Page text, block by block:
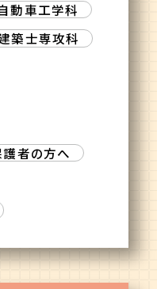
動車工学科
築士専攻科
護者の方へ